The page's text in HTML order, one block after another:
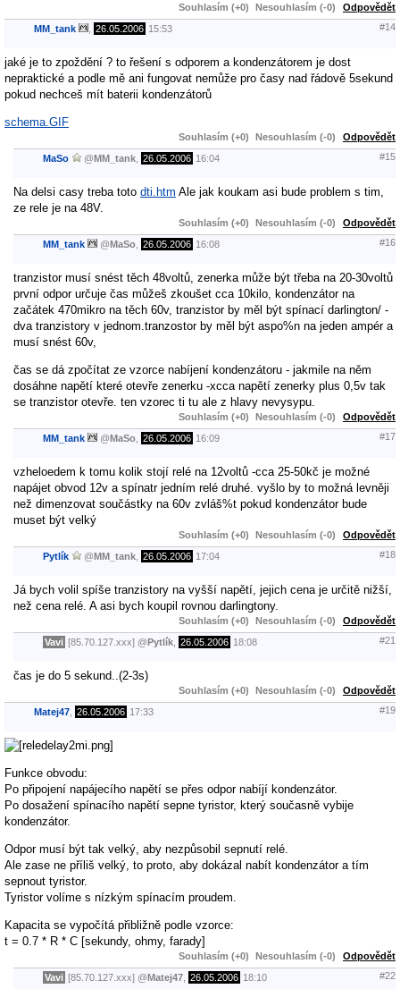
Souhlasím (+0) Nesouhlasím (-0) Odpovědět
MM_tank 26.05.2006 15:53 #14
jaké je to zpoždění ? to řešení s odporem a kondenzátorem je dost
nepraktické a podle mě ani fungovat nemůže pro časy nad řádově 5sekund
pokud nechceš mít baterii kondenzátorů
schema.GIF
Souhlasím (+0) Nesouhlasím (-0) Odpovědět
MaSo @MM_tank 26.05.2006 16:04 #15
Na delsi casy treba toto dti.htm Ale jak koukam asi bude problem s tim,
ze rele je na 48V.
Souhlasím (+0) Nesouhlasím (-0) Odpovědět
MM_tank @MaSo 26.05.2006 16:08 #16
tranzistor musí snést těch 48voltů, zenerka může být třeba na 20-30voltů
první odpor určuje čas můžeš zkoušet cca 10kilo, kondenzátor na
začátek 470mikro na těch 60v, tranzistor by měl být spínací darlington/ -
dva tranzistory v jednom.tranzostor by měl být aspo%n na jeden ampér a
musí snést 60v,
čas se dá zpočítat ze vzorce nabíjení kondenzátoru - jakmile na něm
dosáhne napětí které otevře zenerku -xcca napětí zenerky plus 0,5v tak
se tranzistor otevře. ten vzorec ti tu ale z hlavy nevysypu.
Souhlasím (+0) Nesouhlasím (-0) Odpovědět
MM_tank @MaSo 26.05.2006 16:09 #17
vzheloedem k tomu kolik stojí relé na 12voltů -cca 25-50kč je možné
napájet obvod 12v a spínatr jedním relé druhé. vyšlo by to možná levněji
než dimenzovat součástky na 60v zvláš%t pokud kondenzátor bude
muset být velký
Souhlasím (+0) Nesouhlasím (-0) Odpovědět
Pytlík @MM_tank 26.05.2006 17:04 #18
Já bych volil spíše tranzistory na vyšší napětí, jejich cena je určitě nižší,
než cena relé. A asi bych koupil rovnou darlingtony.
Souhlasím (+0) Nesouhlasím (-0) Odpovědět
Vavi [85.70.127.xxx] @Pytlík 26.05.2006 18:08 #21
čas je do 5 sekund..(2-3s)
Souhlasím (+0) Nesouhlasím (-0) Odpovědět
Matej47 26.05.2006 17:33 #19
Funkce obvodu:
Po připojení napájecího napětí se přes odpor nabíjí kondenzátor.
Po dosažení spínacího napětí sepne tyristor, který současně vybije
kondenzátor.
Odpor musí být tak velký, aby nezpůsobil sepnutí relé.
Ale zase ne příliš velký, to proto, aby dokázal nabít kondenzátor a tím
sepnout tyristor.
Tyristor volíme s nízkým spínacím proudem.
Kapacita se vypočítá přibližně podle vzorce:
t = 0.7 * R * C [sekundy, ohmy, farady]
Souhlasím (+0) Nesouhlasím (-0) Odpovědět
Vavi [85.70.127.xxx] @Matej47 26.05.2006 18:10 #22